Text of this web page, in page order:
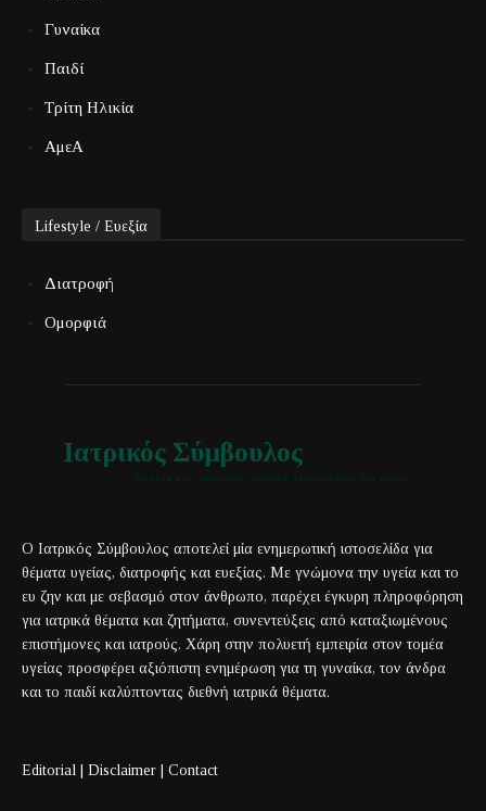
Γυναίκα
Παιδί
Τρίτη Ηλικία
ΑμεΑ
Lifestyle / Ευεξία
Διατροφή
Ομορφιά
Ιατρικός Σύμβουλος
Ο Ιατρικός Σύμβουλος αποτελεί μία ενημερωτική ιστοσελίδα για
θέματα υγείας, διατροφής και ευεξίας. Με γνώμονα την υγεία και το
ευ ζην και με σεβασμό στον άνθρωπο, παρέχει έγκυρη πληροφόρηση
για ιατρικά θέματα και ζητήματα, συνεντεύξεις από καταξιωμένους
επιστήμονες και ιατρούς. Χάρη στην πολυετή εμπειρία στον τομέα
υγείας προσφέρει αξιόπιστη ενημέρωση για τη γυναίκα, τον άνδρα
και το παιδί καλύπτοντας διεθνή ιατρικά θέματα.
Editorial | Disclaimer | Contact